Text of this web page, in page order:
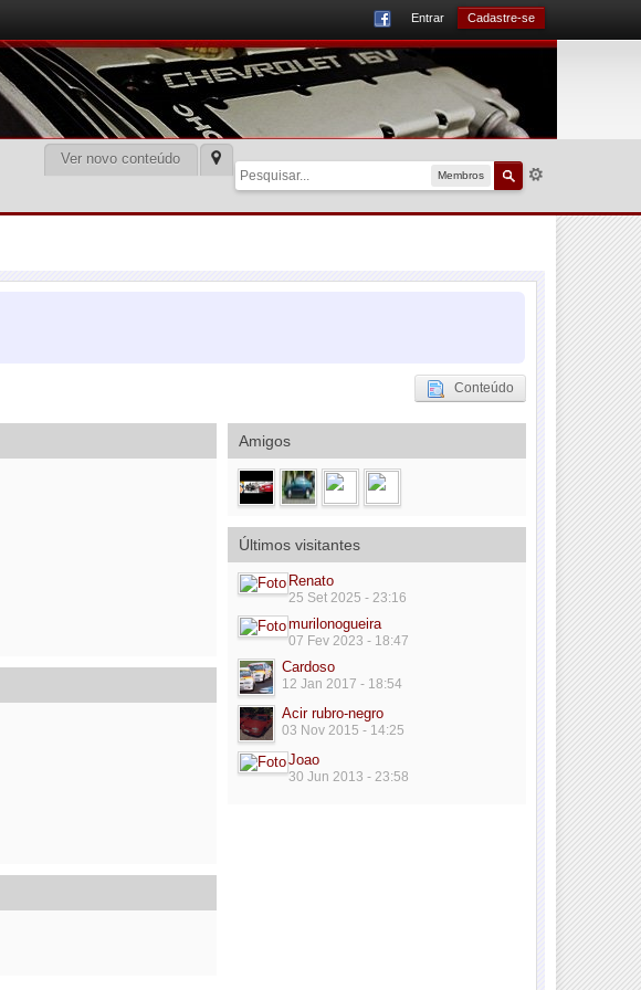
Entrar Cadastre-se
Membros
Ver novo conteúdo
Conteúdo
Amigos
Últimos visitantes
Renato
25 Set 2025 - 23:16
murilonogueira
07 Fev 2023 - 18:47
Cardoso
12 Jan 2017 - 18:54
Acir rubro-negro
03 Nov 2015 - 14:25
Joao
30 Jun 2013 - 23:58